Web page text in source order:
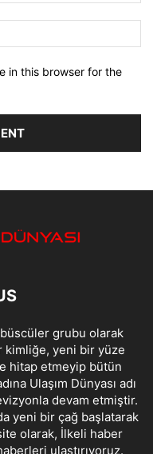
in this browser for the
grubu olarak
kimliğe, yeni bir yüze
hitap etmeyip bütün
Ulaşım Dünyası adı
devam etmiştir.
yeni bir çağ başlatarak
olarak, İlkeli haber
ulaştırıyoruz.